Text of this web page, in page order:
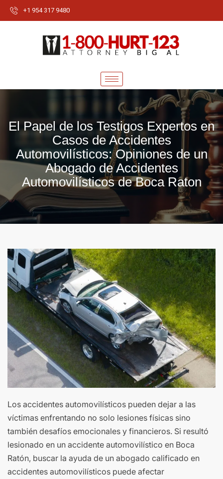
+1 954 317 9480
El Papel de los Testigos Expertos en
Casos de Accidentes
Automovilísticos: Opiniones de un
Abogado de Accidentes
Automovilísticos de Boca Raton
Los accidentes automovilísticos pueden dejar a las
víctimas enfrentando no solo lesiones físicas sino
también desafíos emocionales y financieros. Si resultó
lesionado en un accidente automovilístico en Boca
Ratón, buscar la ayuda de un abogado calificado en
accidentes automovilísticos puede afectar